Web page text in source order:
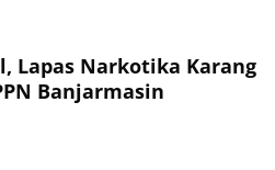
Lapas Narkotika Karang
Banjarmasin